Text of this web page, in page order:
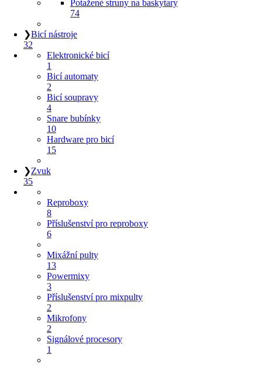
Potažené struny na baskytary
74
❯Bicí nástroje
32
Elektronické bicí
1
Bicí automaty
2
Bicí soupravy
4
Snare bubínky
10
Hardware pro bicí
15
❯Zvuk
35
Reproboxy
8
Příslušenství pro reproboxy
6
Mixážní pulty
13
Powermixy
3
Příslušenství pro mixpulty
2
Mikrofony
2
Signálové procesory
1